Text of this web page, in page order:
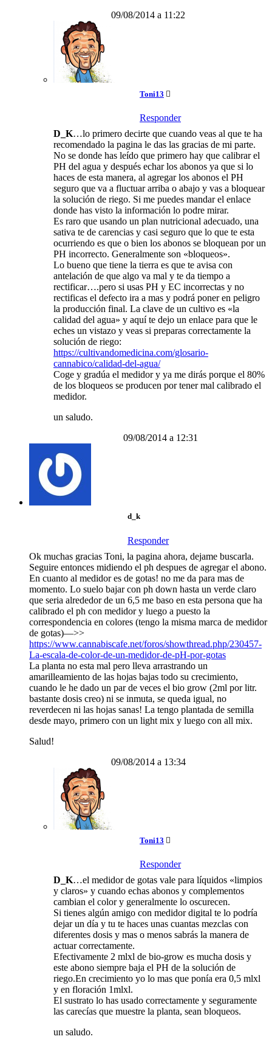
09/08/2014 a 11:22
Toni13
Responder
D_K…lo primero decirte que cuando veas al que te ha
recomendado la pagina le das las gracias de mi parte.
No se donde has leído que primero hay que calibrar el
PH del agua y después echar los abonos ya que si lo
haces de esta manera, al agregar los abonos el PH
seguro que va a fluctuar arriba o abajo y vas a bloquear
la solución de riego. Si me puedes mandar el enlace
donde has visto la información lo podre mirar.
Es raro que usando un plan nutricional adecuado, una
sativa te de carencias y casi seguro que lo que te esta
ocurriendo es que o bien los abonos se bloquean por un
PH incorrecto. Generalmente son «bloqueos».
Lo bueno que tiene la tierra es que te avisa con
antelación de que algo va mal y te da tiempo a
rectificar….pero si usas PH y EC incorrectas y no
rectificas el defecto ira a mas y podrá poner en peligro
la producción final. La clave de un cultivo es «la
calidad del agua» y aquí te dejo un enlace para que le
eches un vistazo y veas si preparas correctamente la
solución de riego:
https://cultivandomedicina.com/glosario-
cannabico/calidad-del-agua/
Coge y gradúa el medidor y ya me dirás porque el 80%
de los bloqueos se producen por tener mal calibrado el
medidor.
un saludo.
09/08/2014 a 12:31
d_k
Responder
Ok muchas gracias Toni, la pagina ahora, dejame buscarla.
Seguire entonces midiendo el ph despues de agregar el abono.
En cuanto al medidor es de gotas! no me da para mas de
momento. Lo suelo bajar con ph down hasta un verde claro
que seria alrededor de un 6,5 me baso en esta persona que ha
calibrado el ph con medidor y luego a puesto la
correspondencia en colores (tengo la misma marca de medidor
de gotas)—>>
https://www.cannabiscafe.net/foros/showthread.php/230457-
La-escala-de-color-de-un-medidor-de-pH-por-gotas
La planta no esta mal pero lleva arrastrando un
amarilleamiento de las hojas bajas todo su crecimiento,
cuando le he dado un par de veces el bio grow (2ml por litr.
bastante dosis creo) ni se inmuta, se queda igual, no
reverdecen ni las hojas sanas! La tengo plantada de semilla
desde mayo, primero con un light mix y luego con all mix.
Salud!
09/08/2014 a 13:34
Toni13
Responder
D_K…el medidor de gotas vale para líquidos «limpios
y claros» y cuando echas abonos y complementos
cambian el color y generalmente lo oscurecen.
Si tienes algún amigo con medidor digital te lo podría
dejar un día y tu te haces unas cuantas mezclas con
diferentes dosis y mas o menos sabrás la manera de
actuar correctamente.
Efectivamente 2 mlxl de bio-grow es mucha dosis y
este abono siempre baja el PH de la solución de
riego.En crecimiento yo lo mas que ponía era 0,5 mlxl
y en floración 1mlxl.
El sustrato lo has usado correctamente y seguramente
las carecías que muestre la planta, sean bloqueos.
un saludo.